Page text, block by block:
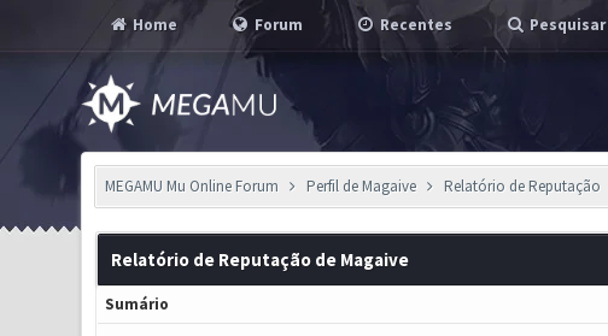
Home Forum Recentes Pesquisar
MEGAMU Mu Online Forum Perfil de Magaive Relatório de Reputação
Relatório de Reputação de Magaive
Sumário